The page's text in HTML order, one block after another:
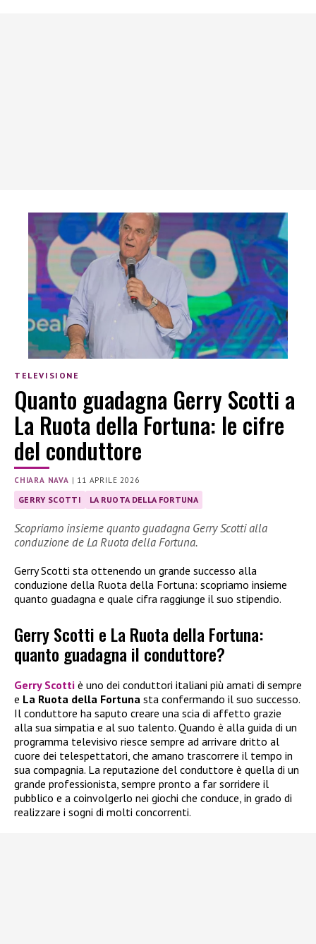
TELEVISIONE
Quanto guadagna Gerry Scotti a
La Ruota della Fortuna: le cifre
del conduttore
CHIARA NAVA | 11 APRILE 2026
GERRY SCOTTI LA RUOTA DELLA FORTUNA
Scopriamo insieme quanto guadagna Gerry Scotti alla
conduzione de La Ruota della Fortuna.
Gerry Scotti sta ottenendo un grande successo alla
conduzione della Ruota della Fortuna: scopriamo insieme
quanto guadagna e quale cifra raggiunge il suo stipendio.
Gerry Scotti e La Ruota della Fortuna:
quanto guadagna il conduttore?
Gerry Scotti è uno dei conduttori italiani più amati di sempre
e La Ruota della Fortuna sta confermando il suo successo.
Il conduttore ha saputo creare una scia di affetto grazie
alla sua simpatia e al suo talento. Quando è alla guida di un
programma televisivo riesce sempre ad arrivare dritto al
cuore dei telespettatori, che amano trascorrere il tempo in
sua compagnia. La reputazione del conduttore è quella di un
grande professionista, sempre pronto a far sorridere il
pubblico e a coinvolgerlo nei giochi che conduce, in grado di
realizzare i sogni di molti concorrenti.